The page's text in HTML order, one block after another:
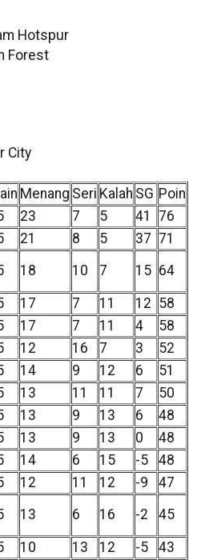
Hotspur
Forest
City
Menang Seri Kalah SG Poin
23 7 5 41
76
21 8 5 37 71
18 10 7 15 64
17 7 11 12 58
17 7 11 4
58
12 16 7 3
52
14 9 12 6
51
13 11 11 7
50
13 9 13 6
48
13 9 13 0
48
14 6 15 -5
48
12 11 12 -9
47
13 6 16 -2 45
10 13 12 -5
43